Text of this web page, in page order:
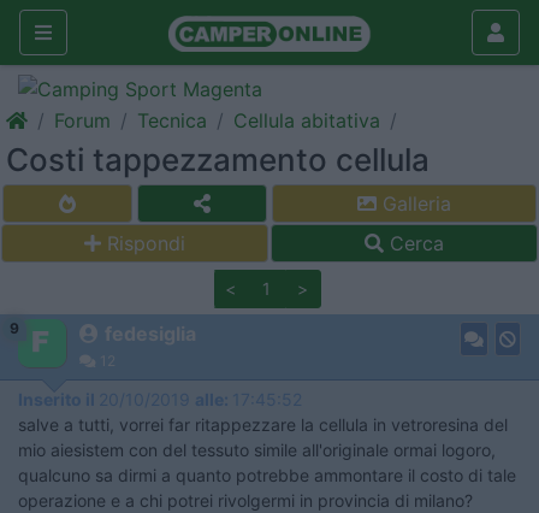
Forum Tecnica Cellula abitativa
Costi tappezzamento cellula
Galleria
Rispondi
Cerca
< 1 >
9 fedesiglia
12
Inserito il 20/10/2019 alle: 17:45:52
salve a tutti, vorrei far ritappezzare la cellula in vetroresina del
mio aiesistem con del tessuto simile all'originale ormai logoro,
qualcuno sa dirmi a quanto potrebbe ammontare il costo di tale
operazione e a chi potrei rivolgermi in provincia di milano?